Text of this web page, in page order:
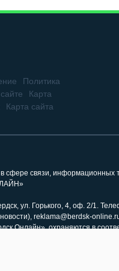
Политика
Карта
Карта сайта
сфере связи,
ул. Горького, 4, оф. 2/1.
reklama@berdsk-
Онлайн», охраняются в